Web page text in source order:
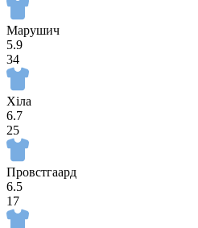
Марушич
5.9
34
Хіла
6.7
25
Провстгаард
6.5
17